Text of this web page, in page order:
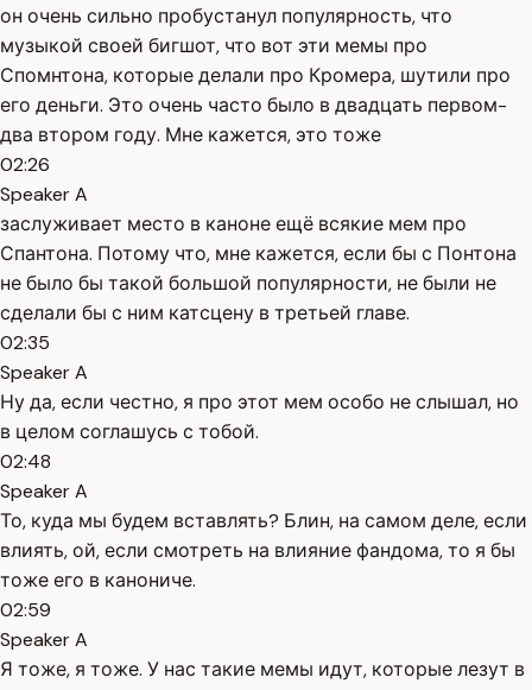
он очень сильно пробустанул популярность, что
музыкой своей бигшот, что вот эти мемы про
Спомнтона, которые делали про Кромера, шутили про
его деньги. Это очень часто было в двадцать первом-
два втором году. Мне кажется, это тоже
02:26
Speaker A
заслуживает место в каноне ещё всякие мем про
Спантона. Потому что, мне кажется, если бы с Понтона
не было бы такой большой популярности, не были не
сделали бы с ним катсцену в третьей главе.
02:35
Speaker A
Ну да, если честно, я про этот мем особо не слышал, но
в целом соглашусь с тобой.
02:48
Speaker A
То, куда мы будем вставлять? Блин, на самом деле, если
влиять, ой, если смотреть на влияние фандома, то я бы
тоже его в канониче.
02:59
Speaker A
Я тоже, я тоже. У нас такие мемы идут, которые лезут в